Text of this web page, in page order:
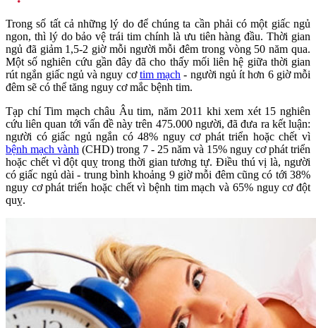
Trong số tất cả những lý do để chúng ta cần phải có một giấc ngủ
ngon, thì lý do bảo vệ trái tim chính là ưu tiên hàng đầu. Thời gian
ngủ đã giảm 1,5-2 giờ mỗi người mỗi đêm trong vòng 50 năm qua.
Một số nghiên cứu gần đây đã cho thấy mối liên hệ giữa thời gian
rút ngắn giấc ngủ và nguy cơtim mạch - người ngủ ít hơn 6 giờ mỗi
đêm sẽ có thể tăng nguy cơ mắc bệnh tim.
Tạp chí Tim mạch châu Âu tim, năm 2011 khi xem xét 15 nghiên
cứu liên quan tới vấn đề này trên 475.000 người, đã đưa ra kết luận:
người có giấc ngủ ngắn có 48% nguy cơ phát triển hoặc chết vì
bệnh mạch vành (CHD) trong 7 - 25 năm và 15% nguy cơ phát triển
hoặc chết vì đột quỵ trong thời gian tương tự. Điều thú vị là, người
có giấc ngủ dài - trung bình khoảng 9 giờ mỗi đêm cũng có tới 38%
nguy cơ phát triển hoặc chết vì bệnh tim mạch và 65% nguy cơ đột
quỵ.